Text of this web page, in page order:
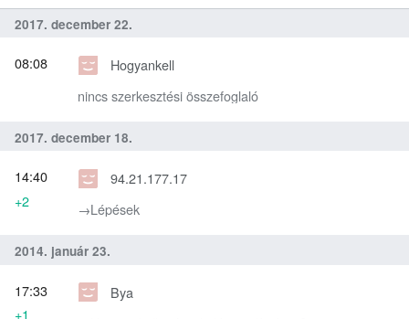
2017. december 22.
Hogyankell
nincs szerkesztési összefoglaló
08:08
2017. december 18.
94.21.177.17
→‎Lépések
14:40
+2
2014. január 23.
Bya
17:33
+1